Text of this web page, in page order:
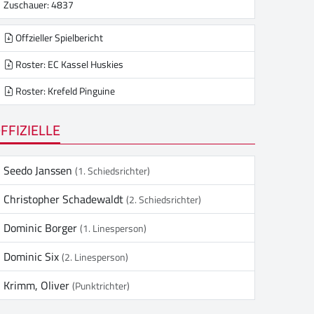
Zuschauer: 4837
Offzieller Spielbericht
Roster: EC Kassel Huskies
Roster: Krefeld Pinguine
Seedo Janssen(1. Schiedsrichter)
Christopher Schadewaldt(2. Schiedsrichter)
Dominic Borger(1. Linesperson)
Dominic Six(2. Linesperson)
Krimm, Oliver(Punktrichter)